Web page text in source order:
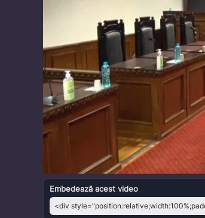
Embedează acest video